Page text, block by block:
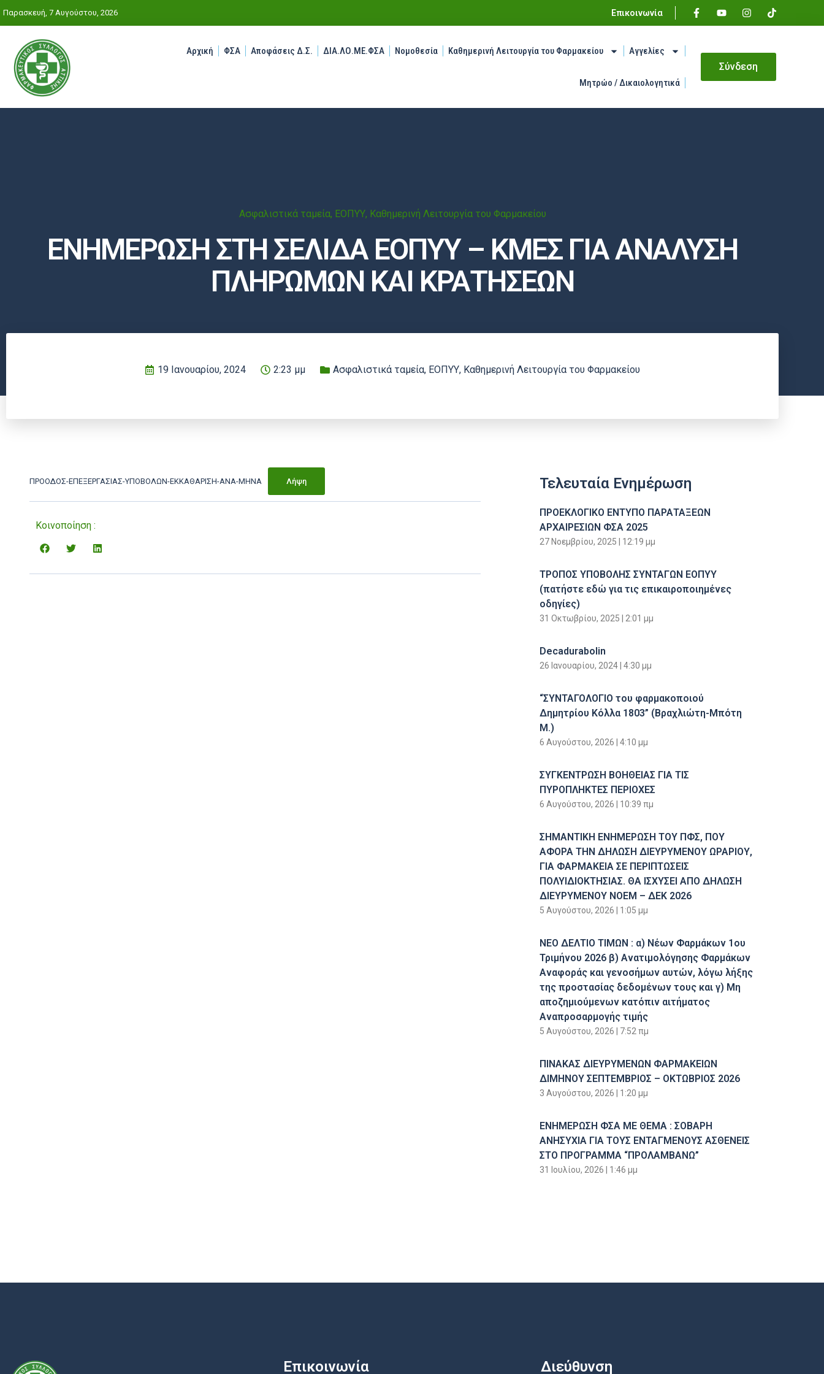
Παρασκευή, 7 Αυγούστου, 2026 Επικοινωνία
Αρχική ΦΣΑ Αποφάσεις Δ.Σ. ΔΙΑ.ΛΟ.ΜΕ.ΦΣΑ Νομοθεσία Καθημερινή Λειτουργία του Φαρμακείου Αγγελίες
Μητρώο / Δικαιολογητικά
Σύνδεση
Ασφαλιστικά ταμεία, ΕΟΠΥΥ, Καθημερινή Λειτουργία του Φαρμακείου
ΕΝΗΜΕΡΩΣΗ ΣΤΗ ΣΕΛΙΔΑ ΕΟΠΥΥ – ΚΜΕΣ ΓΙΑ ΑΝΑΛΥΣΗ
ΠΛΗΡΩΜΩΝ ΚΑΙ ΚΡΑΤΗΣΕΩΝ
19 Ιανουαρίου, 2024 2:23 μμ Ασφαλιστικά ταμεία, ΕΟΠΥΥ, Καθημερινή Λειτουργία του Φαρμακείου
ΠΡΟΟΔΟΣ-ΕΠΕΞΕΡΓΑΣΙΑΣ-ΥΠΟΒΟΛΩΝ-ΕΚΚΑΘΑΡΙΣΗ-ΑΝΑ-ΜΗΝΑ Λήψη
Κοινοποίηση :
Τελευταία Ενημέρωση
ΠΡΟΕΚΛΟΓΙΚΟ ΕΝΤΥΠΟ ΠΑΡΑΤΑΞΕΩΝ
ΑΡΧΑΙΡΕΣΙΩΝ ΦΣΑ 2025
27 Νοεμβρίου, 2025 12:19 μμ
ΤΡΟΠΟΣ ΥΠΟΒΟΛΗΣ ΣΥΝΤΑΓΩΝ ΕΟΠΥΥ
(πατήστε εδώ για τις επικαιροποιημένες
οδηγίες)
31 Οκτωβρίου, 2025 2:01 μμ
Decadurabolin
26 Ιανουαρίου, 2024 4:30 μμ
“ΣΥΝΤΑΓΟΛΟΓΙΟ του φαρμακοποιού
Δημητρίου Κόλλα 1803” (Βραχλιώτη-Μπότη
Μ.)
6 Αυγούστου, 2026 4:10 μμ
ΣΥΓΚΕΝΤΡΩΣΗ ΒΟΗΘΕΙΑΣ ΓΙΑ ΤΙΣ
ΠΥΡΟΠΛΗΚΤΕΣ ΠΕΡΙΟΧΕΣ
6 Αυγούστου, 2026 10:39 πμ
ΣΗΜΑΝΤΙΚΗ ΕΝΗΜΕΡΩΣΗ ΤΟΥ ΠΦΣ, ΠΟΥ
ΑΦΟΡΑ ΤΗΝ ΔΗΛΩΣΗ ΔΙΕΥΡΥΜΕΝΟΥ ΩΡΑΡΙΟΥ,
ΓΙΑ ΦΑΡΜΑΚΕΙΑ ΣΕ ΠΕΡΙΠΤΩΣΕΙΣ
ΠΟΛΥΙΔΙΟΚΤΗΣΙΑΣ. ΘΑ ΙΣΧΥΣΕΙ ΑΠΟ ΔΗΛΩΣΗ
ΔΙΕΥΡΥΜΕΝΟΥ ΝΟΕΜ – ΔΕΚ 2026
5 Αυγούστου, 2026 1:05 μμ
ΝΕΟ ΔΕΛΤΙΟ ΤΙΜΩΝ : α) Νέων Φαρμάκων 1ου
Τριμήνου 2026 β) Ανατιμολόγησης Φαρμάκων
Αναφοράς και γενοσήμων αυτών, λόγω λήξης
της προστασίας δεδομένων τους και γ) Μη
αποζημιούμενων κατόπιν αιτήματος
Αναπροσαρμογής τιμής
5 Αυγούστου, 2026 7:52 πμ
ΠΙΝΑΚΑΣ ΔΙΕΥΡΥΜΕΝΩΝ ΦΑΡΜΑΚΕΙΩΝ
ΔΙΜΗΝΟΥ ΣΕΠΤΕΜΒΡΙΟΣ – ΟΚΤΩΒΡΙΟΣ 2026
3 Αυγούστου, 2026 1:20 μμ
ΕΝΗΜΕΡΩΣΗ ΦΣΑ ΜΕ ΘΕΜΑ : ΣΟΒΑΡΗ
ΑΝΗΣΥΧΙΑ ΓΙΑ ΤΟΥΣ ΕΝΤΑΓΜΕΝΟΥΣ ΑΣΘΕΝΕΙΣ
ΣΤΟ ΠΡΟΓΡΑΜΜΑ “ΠΡΟΛΑΜΒΑΝΩ”
31 Ιουλίου, 2026 1:46 μμ
Επικοινωνία Διεύθυνση